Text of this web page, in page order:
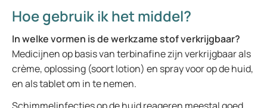
Hoe gebruik ik het middel?
In welke vormen is de werkzame stof verkrijgbaar?
Medicijnen op basis van terbinafine zijn verkrijgbaar als
crème, oplossing (soort lotion) en spray voor op de huid,
en als tablet om in te nemen.